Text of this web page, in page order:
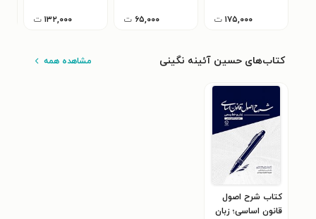
۱۷۵,۰۰۰ ت ۶۵,۰۰۰ ت ۱۳۲,۰۰۰ ت
کتاب‌های حسین آئینه نگینی مشاهده همه
کتاب شرح اصول
قانون اساسی؛ زبان